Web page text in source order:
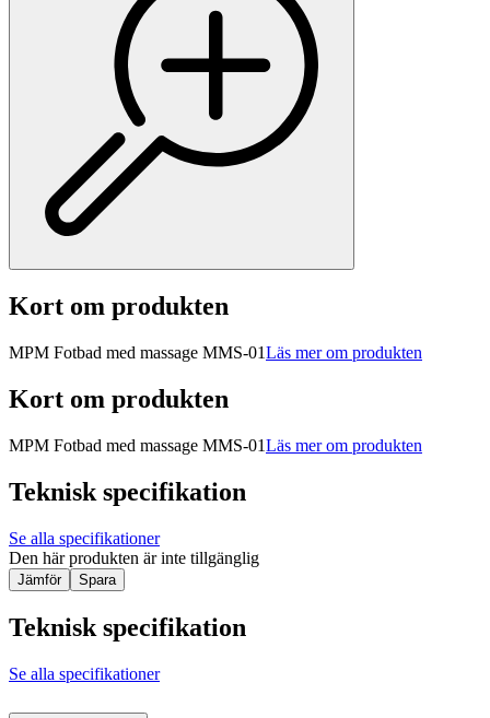
Kort om produkten
MPM Fotbad med massage MMS-01Läs mer om produkten
Kort om produkten
MPM Fotbad med massage MMS-01Läs mer om produkten
Teknisk specifikation
Se alla specifikationer
Den här produkten är inte tillgänglig
Jämför Spara
Teknisk specifikation
Se alla specifikationer